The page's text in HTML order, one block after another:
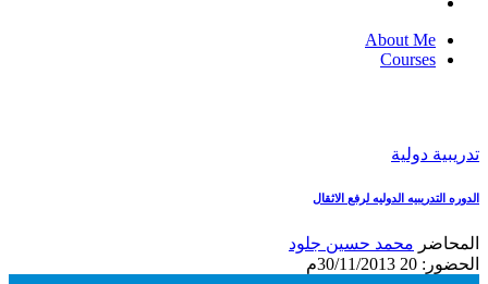
About Me
Courses
تدريبية دولية
الدوره التدريبيه الدوليه لرفع الاثقال
المحاضر محمد حسين جلود
الحضور: 20
30/11/2013م